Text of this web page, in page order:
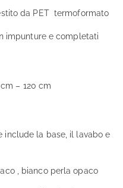
da PET termoformato
impunture e completati
– 120 cm
include la base, il lavabo e
, bianco perla opaco